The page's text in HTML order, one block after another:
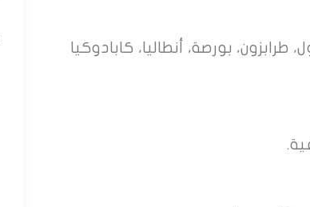
بورصة، أنطاليا، كابادوكيا